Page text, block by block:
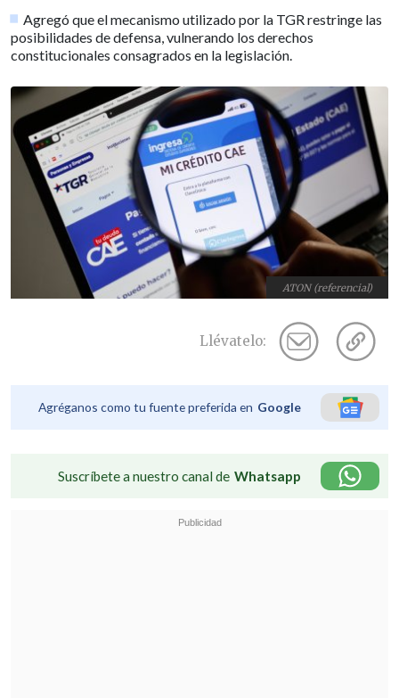
Agregó que el mecanismo utilizado por la TGR restringe las
posibilidades de defensa, vulnerando los derechos
constitucionales consagrados en la legislación.
ATON (referencial)
Llévatelo:
Agréganos como tu fuente preferida en Google
Suscríbete a nuestro canal de Whatsapp